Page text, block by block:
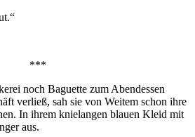
***
noch Baguette zum Abendessen
verließ, sah sie von Weitem schon ihre
In ihrem knielangen blauen Kleid mit
aus.